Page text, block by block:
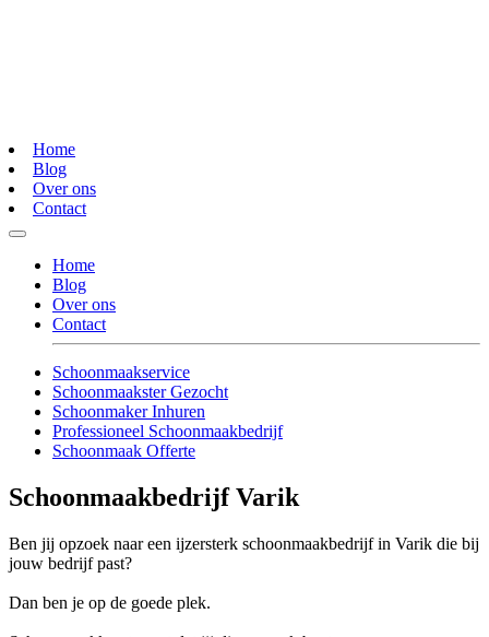
Home
Blog
Over ons
Contact
Home
Blog
Over ons
Contact
Schoonmaakservice
Schoonmaakster Gezocht
Schoonmaker Inhuren
Professioneel Schoonmaakbedrijf
Schoonmaak Offerte
Schoonmaakbedrijf Varik
Ben jij opzoek naar een ijzersterk schoonmaakbedrijf in Varik die bij
jouw bedrijf past?
Dan ben je op de goede plek.